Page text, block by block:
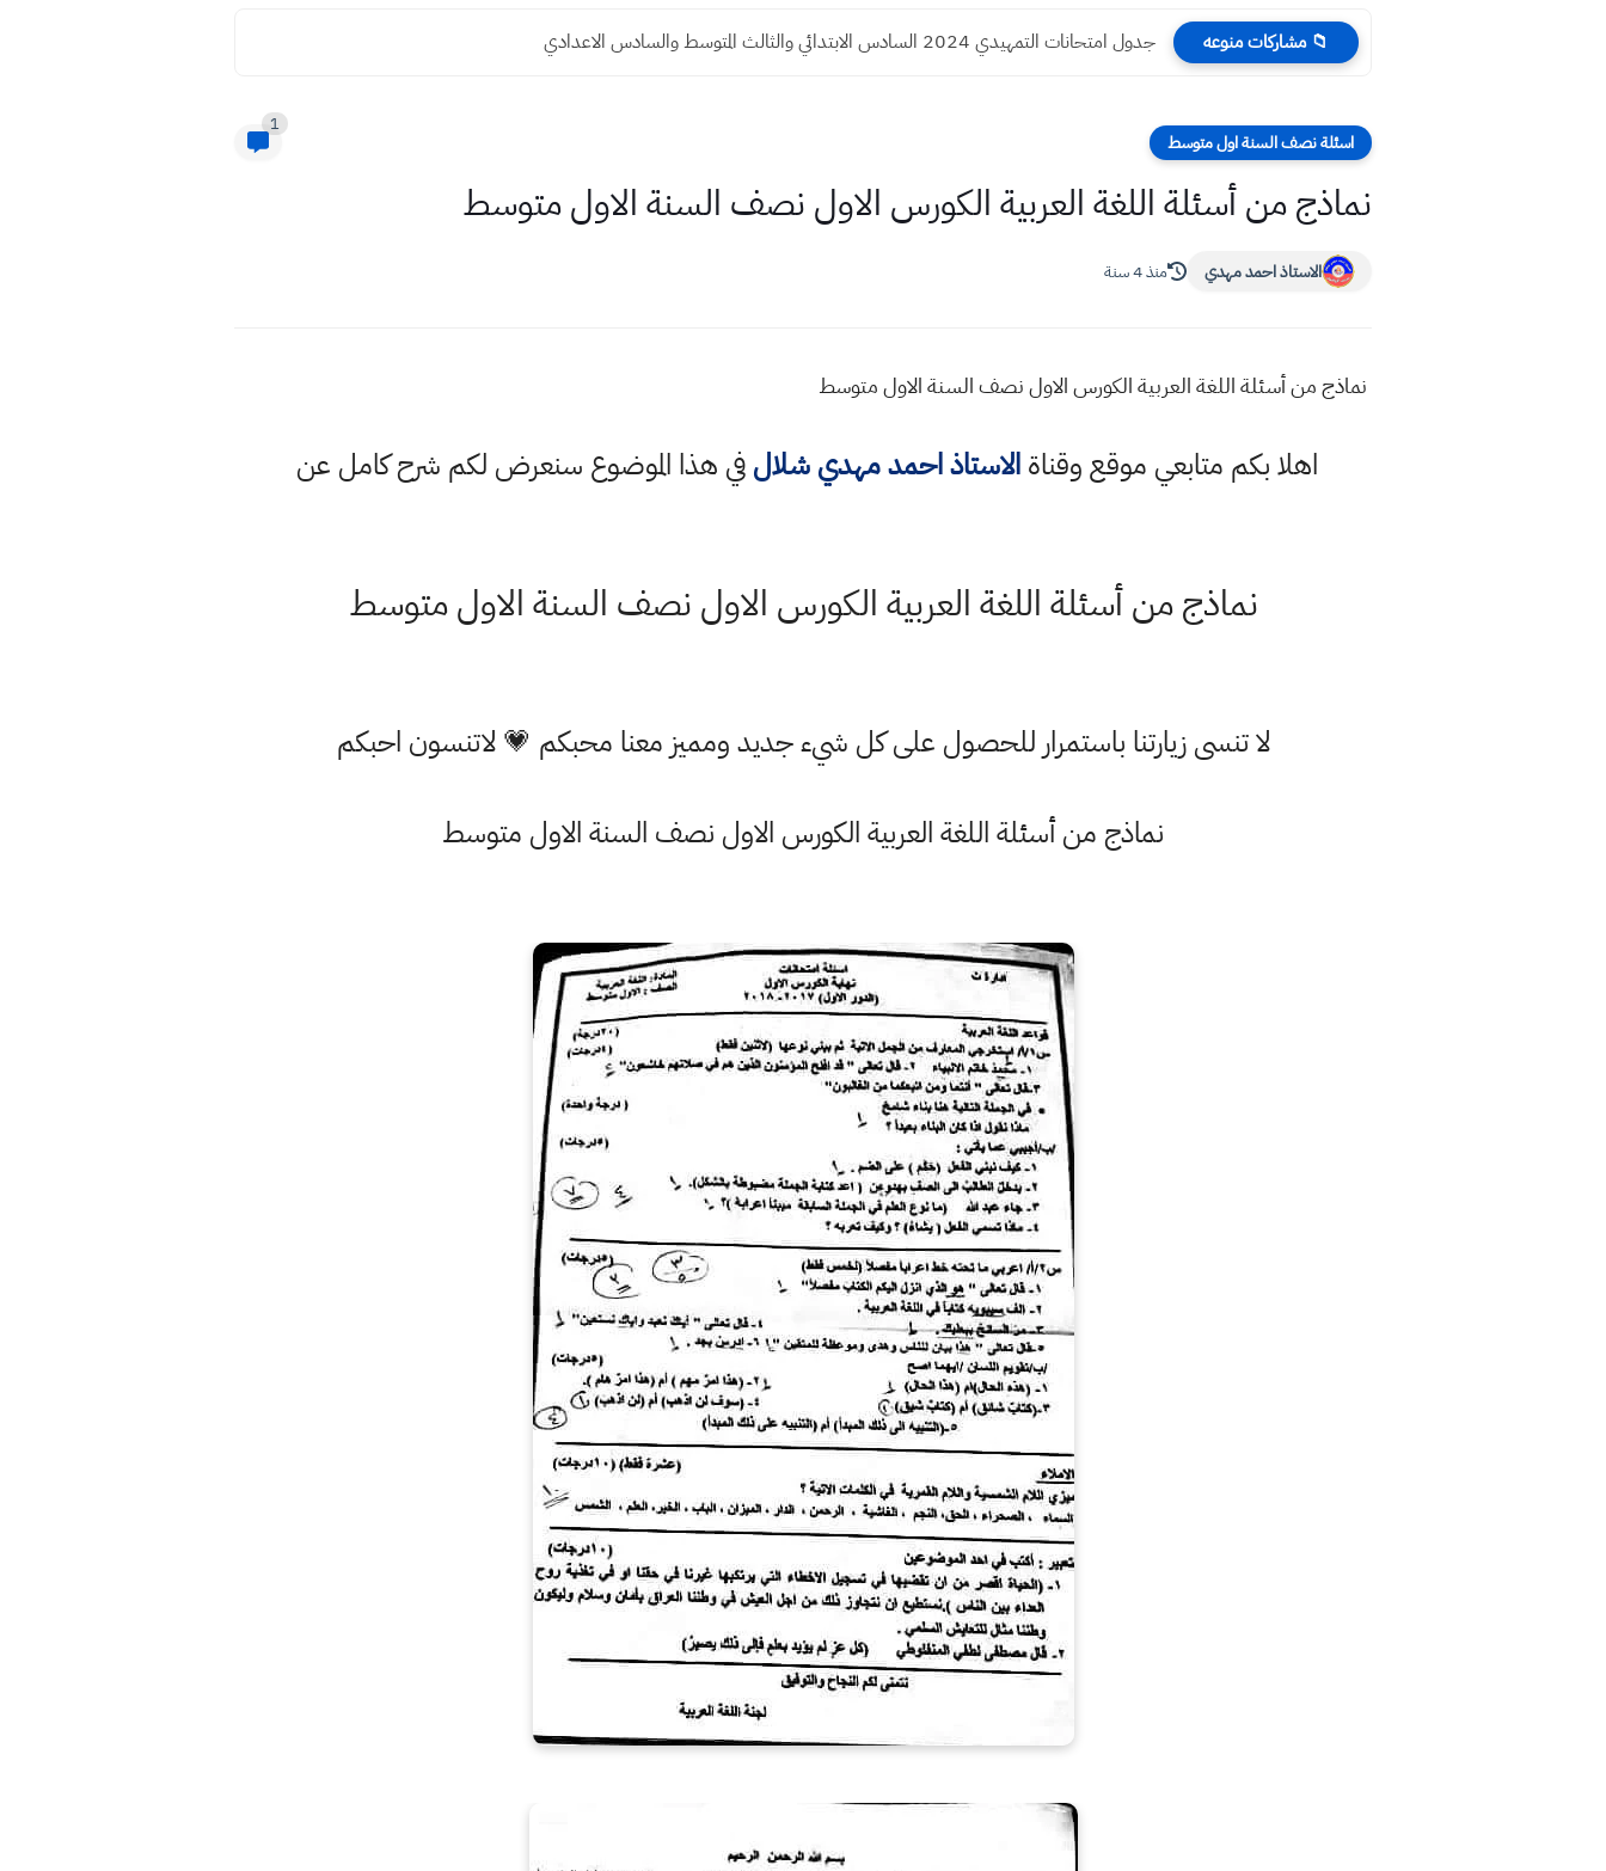
📁 مشاركات منوعه جدول امتحانات التمهيدي 2024 السادس الابتدائي والثالث المتوسط والسادس الاعدادي
اسئلة نصف السنة اول متوسط
1
نماذج من أسئلة اللغة العربية الكورس الاول نصف السنة الاول متوسط
الاستاذ احمد مهدي منذ 4 سنة
نماذج من أسئلة اللغة العربية الكورس الاول نصف السنة الاول متوسط
اهلا بكم متابعي موقع وقناةالاستاذ احمد مهدي شلالفي هذا الموضوع سنعرض لكم شرح كامل عن
نماذج من أسئلة اللغة العربية الكورس الاول نصف السنة الاول متوسط
لا تنسى زيارتنا باستمرار للحصول على كل شيء جديد ومميز معنا محبكم 💗 لاتنسون احبكم
نماذج من أسئلة اللغة العربية الكورس الاول نصف السنة الاول متوسط